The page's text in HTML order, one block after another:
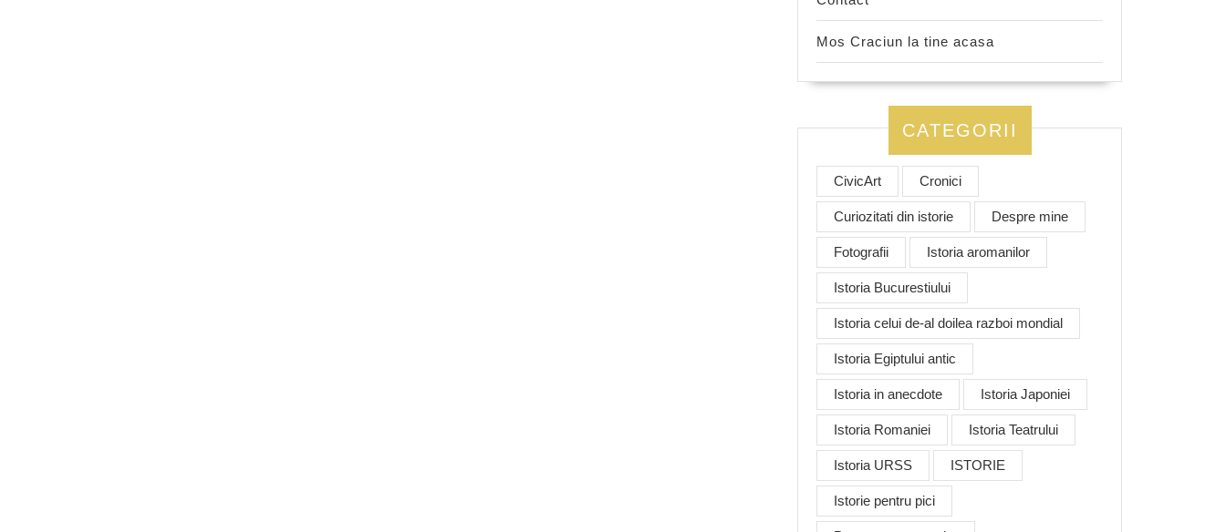
Mos Craciun la tine acasa
CATEGORII
CivicArt Cronici
Curiozitati din istorie Despre mine
Fotografii Istoria aromanilor
Istoria Bucurestiului
Istoria celui de-al doilea razboi mondial
Istoria Egiptului antic
Istoria in anecdote Istoria Japoniei
Istoria Romaniei Istoria Teatrului
Istoria URSS ISTORIE
Istorie pentru pici